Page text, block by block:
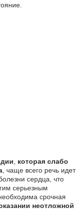
которая слабо
, чаще всего речь идет
сердца, что
серьезным
срочная
неотложной